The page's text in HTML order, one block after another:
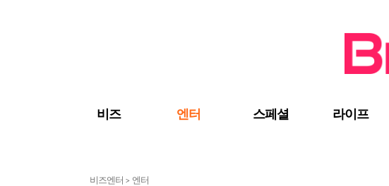
비즈 엔터 스페셜 라이프
비즈엔터 > 엔터